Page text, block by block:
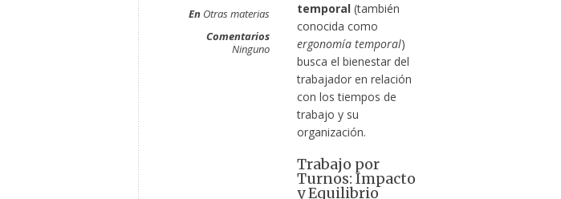
En Otras materias
Comentarios
Ninguno
temporal(también
conocida como
ergonomía temporal)
busca el bienestar del
trabajador en relación
con los tiempos de
trabajo y su
organización.
Trabajo por
Turnos: Impacto
y Equilibrio